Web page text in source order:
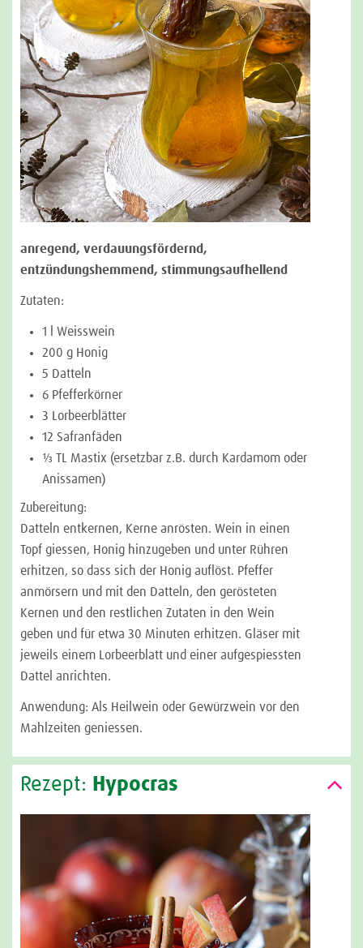
anregend, verdauungsfördernd,
entzündungshemmend, stimmungsaufhellend
Zutaten:
1 l Weisswein
200 g Honig
5 Datteln
6 Pfefferkörner
3 Lorbeerblätter
12 Safranfäden
⅓ TL Mastix (ersetzbar z.B. durch Kardamom oder
Anissamen)
Zubereitung:
Datteln entkernen, Kerne anrösten. Wein in einen
Topf giessen, Honig hinzugeben und unter Rühren
erhitzen, so dass sich der Honig auflöst. Pfeffer
anmörsern und mit den Datteln, den gerösteten
Kernen und den restlichen Zutaten in den Wein
geben und für etwa 30 Minuten erhitzen. Gläser mit
jeweils einem Lorbeerblatt und einer aufgespiessten
Dattel anrichten.
Anwendung: Als Heilwein oder Gewürzwein vor den
Mahlzeiten geniessen.
Rezept: Hypocras